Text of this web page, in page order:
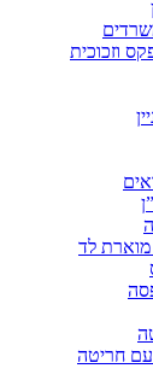
וזכוכית
מוארת לד
עם חריטה